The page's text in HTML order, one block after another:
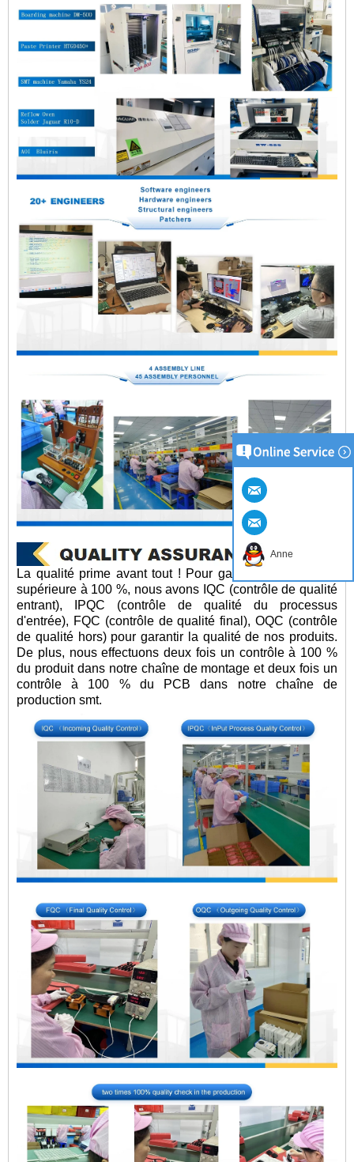
La qualité prime avant tout ! Pour garantir notre qualité
supérieure à 100 %, nous avons IQC (contrôle de qualité
entrant), IPQC (contrôle de qualité du processus
d'entrée), FQC (contrôle de qualité final), OQC (contrôle
de qualité hors) pour garantir la qualité de nos produits.
De plus, nous effectuons deux fois un contrôle à 100 %
du produit dans notre chaîne de montage et deux fois un
contrôle à 100 % du PCB dans notre chaîne de
production smt.
Anne